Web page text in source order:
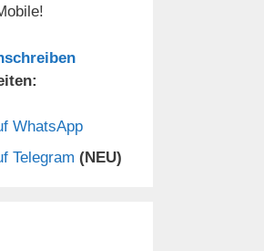
WhatsApp
Telegram (NEU)